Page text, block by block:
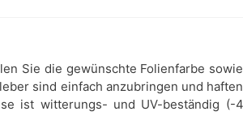
Sie die gewünschte Folienfarbe
sind einfach anzubringen und
ist witterungs- und UV-beständig (-